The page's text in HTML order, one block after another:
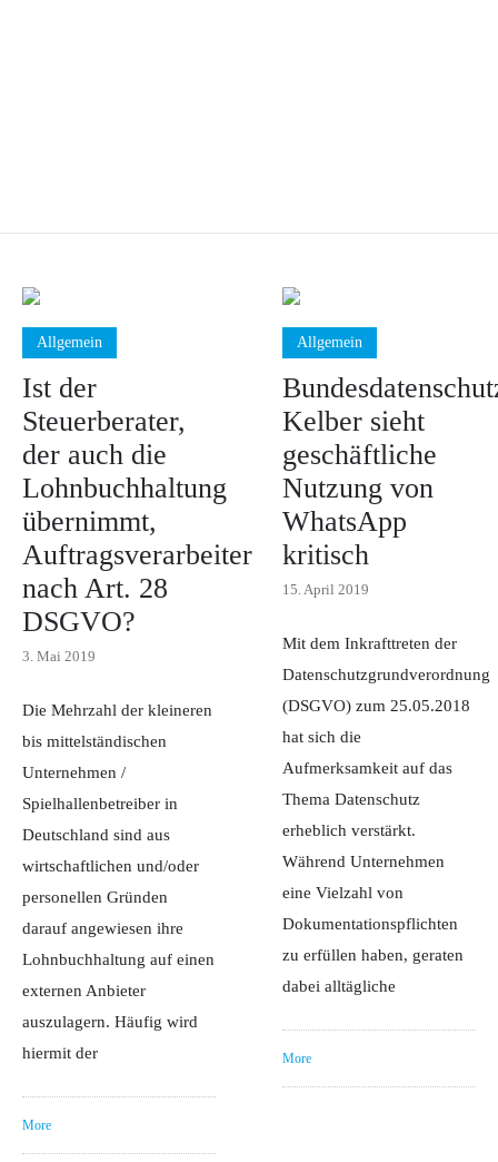
Allgemein
Ist der
Steuerberater,
der auch die
Lohnbuchhaltung
übernimmt,
Auftragsverarbeiter
nach Art. 28
DSGVO?
3. Mai 2019
Die Mehrzahl der kleineren
bis mittelständischen
Unternehmen /
Spielhallenbetreiber in
Deutschland sind aus
wirtschaftlichen und/oder
personellen Gründen
darauf angewiesen ihre
Lohnbuchhaltung auf einen
externen Anbieter
auszulagern. Häufig wird
hiermit der
More
Allgemein
Kelber sieht
geschäftliche
Nutzung von
WhatsApp
kritisch
15. April 2019
Mit dem Inkrafttreten der
Datenschutzgrundverordnung
(DSGVO) zum 25.05.2018
hat sich die
Aufmerksamkeit auf das
Thema Datenschutz
erheblich verstärkt.
Während Unternehmen
eine Vielzahl von
Dokumentationspflichten
zu erfüllen haben, geraten
dabei alltägliche
More